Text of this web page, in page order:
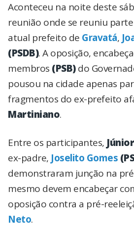
Aconteceu na noite deste
reunião onde se reuniu
atual prefeito de Gravatá,
(PSDB). A oposição,
membros (PSB)do
pousou na cidade apenas
fragmentos do ex-prefeito
Martiniano.
Entre os participantes,
ex-padre, Joselito Gomes
demonstraram junção na
mesmo devem encabeçar
oposição contra a pré-
Neto.